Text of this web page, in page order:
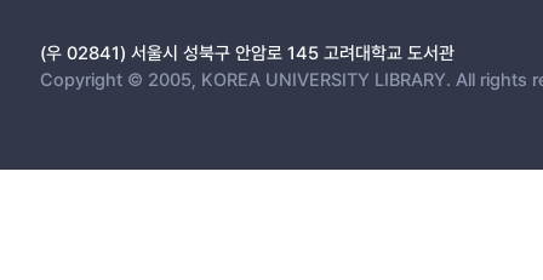
(우 02841) 서울시 성북구 안암로 145 고려대학교 도서관
Copyright © 2005, KOREA UNIVERSITY LIBRARY. All rights